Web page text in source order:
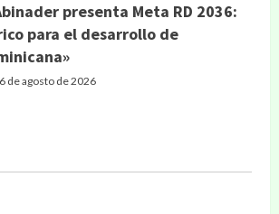
presenta Meta RD 2036:
para el desarrollo de
6 de agosto de 2026